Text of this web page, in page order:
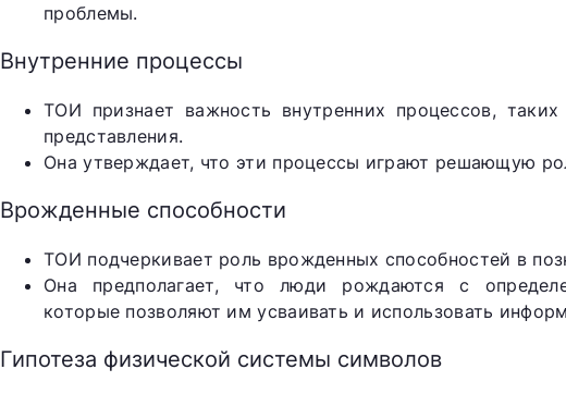
проблемы.
Внутренние процессы
ТОИ признает важность внутренних процессов,
представления.
Она утверждает, что эти процессы играют решающую
Врожденные способности
ТОИ подчеркивает роль врожденных способностей в
Она предполагает, что люди рождаются с
которые позволяют им усваивать и использовать
Гипотеза физической системы символов